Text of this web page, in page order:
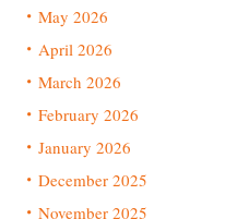
May 2026
April 2026
March 2026
February 2026
January 2026
December 2025
November 2025